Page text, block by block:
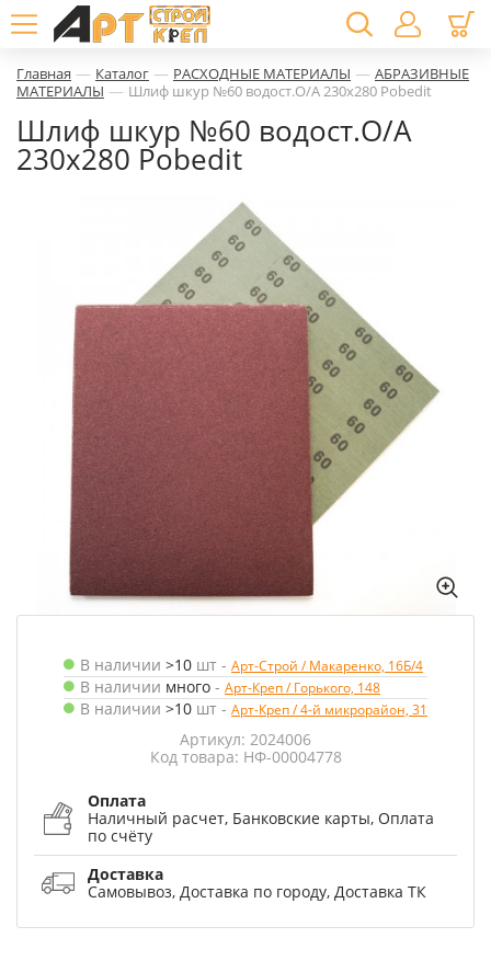
Главная — Каталог — РАСХОДНЫЕ МАТЕРИАЛЫ — АБРАЗИВНЫЕ
МАТЕРИАЛЫ — Шлиф шкур №60 водост.О/А 230х280 Pobedit
Шлиф шкур №60 водост.О/А
230х280 Pobedit
В наличии >10 шт - Арт-Строй / Макаренко, 16Б/4
В наличии много - Арт-Креп / Горького, 148
В наличии >10 шт - Арт-Креп / 4-й микрорайон, 31
Артикул: 2024006
Код товара: НФ-00004778
Оплата
Наличный расчет, Банковские карты, Оплата
по счёту
Доставка
Самовывоз, Доставка по городу, Доставка ТК